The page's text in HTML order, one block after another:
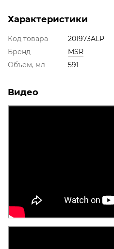
Характеристики
Код товара
201973ALP
Бренд
MSR
Объем, мл
591
Видео